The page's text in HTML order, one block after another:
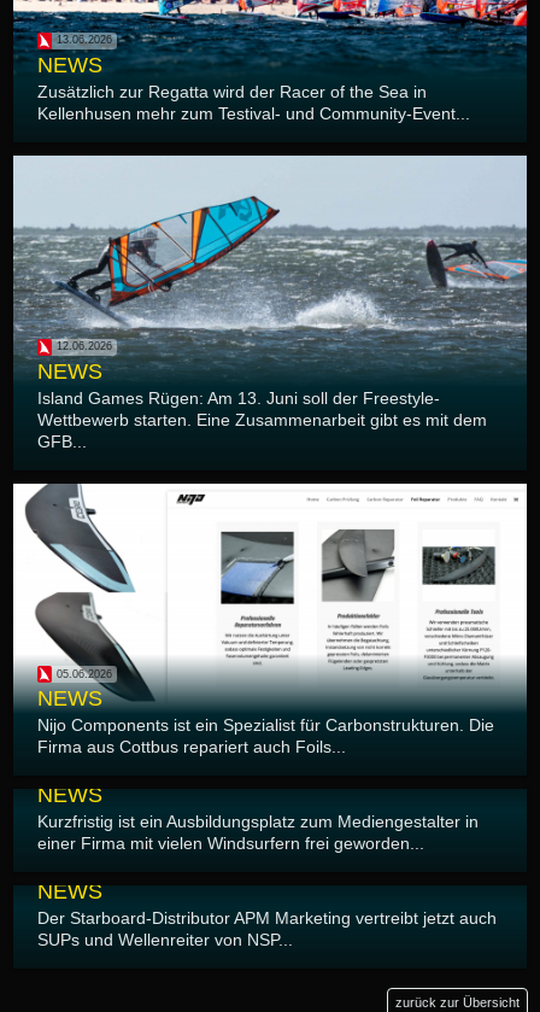
13.06.2026
NEWS
Zusätzlich zur Regatta wird der Racer of the Sea in
Kellenhusen mehr zum Testival- und Community-Event...
12.06.2026
NEWS
Island Games Rügen: Am 13. Juni soll der Freestyle-
Wettbewerb starten. Eine Zusammenarbeit gibt es mit dem
GFB...
05.06.2026
NEWS
Nijo Components ist ein Spezialist für Carbonstrukturen. Die
Firma aus Cottbus repariert auch Foils...
NEWS
Kurzfristig ist ein Ausbildungsplatz zum Mediengestalter in
einer Firma mit vielen Windsurfern frei geworden...
NEWS
Der Starboard-Distributor APM Marketing vertreibt jetzt auch
SUPs und Wellenreiter von NSP...
zurück zur Übersicht